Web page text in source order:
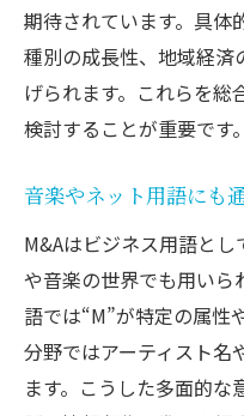
期待されています。具体
種別の成長性、地域経
げられます。これらを総
検討することが重要です。
音楽やネット用語にも
M&Aはビジネス用語と
や音楽の世界でも用いら
語では“M”が特定の属性
分野ではアーティスト名
ます。こうした多面的